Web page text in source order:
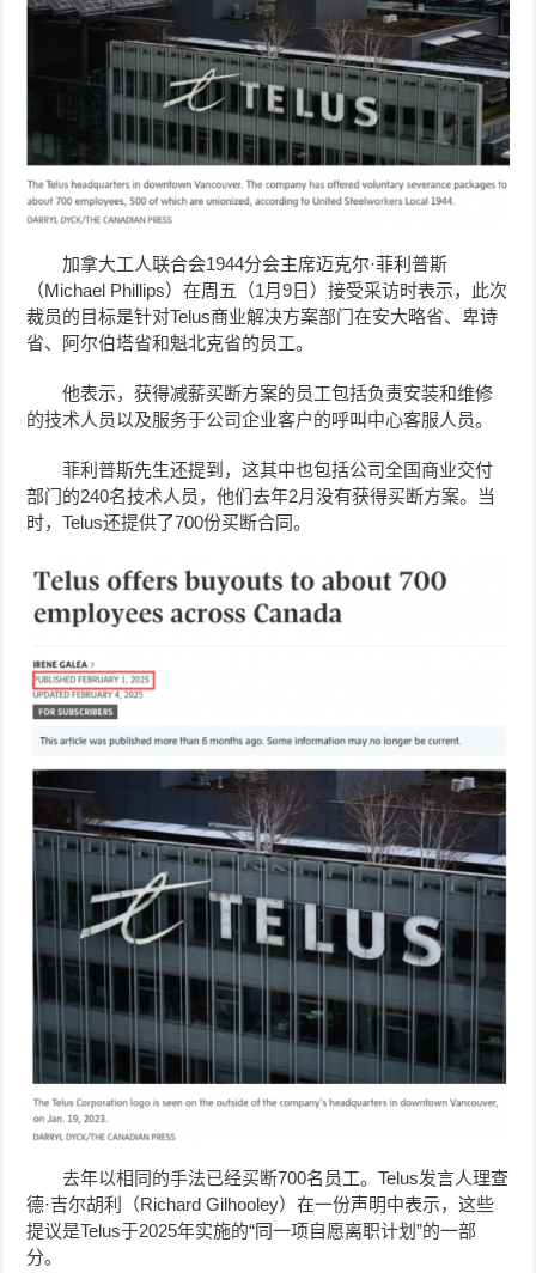
加拿大工人联合会1944分会主席迈克尔·菲利普斯
（Michael Phillips）在周五（1月9日）接受采访时表示，此次
裁员的目标是针对Telus商业解决方案部门在安大略省、卑诗
省、阿尔伯塔省和魁北克省的员工。
他表示，获得减薪买断方案的员工包括负责安装和维修
的技术人员以及服务于公司企业客户的呼叫中心客服人员。
菲利普斯先生还提到，这其中也包括公司全国商业交付
部门的240名技术人员，他们去年2月没有获得买断方案。当
时，Telus还提供了700份买断合同。
去年以相同的手法已经买断700名员工。Telus发言人理查
德·吉尔胡利（Richard Gilhooley）在一份声明中表示，这些
提议是Telus于2025年实施的“同一项自愿离职计划”的一部
分。